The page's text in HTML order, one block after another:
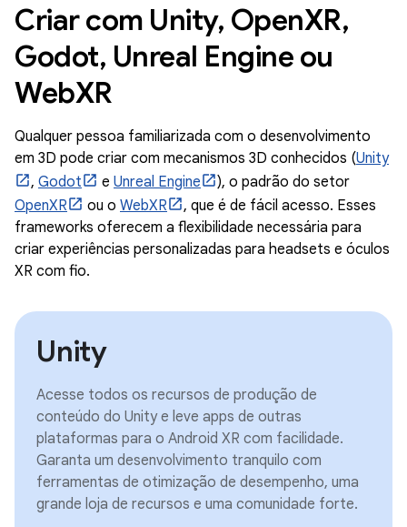
Criar com Unity, OpenXR,
Godot, Unreal Engine ou
WebXR
Qualquer pessoa familiarizada com o desenvolvimento
em 3D pode criar com mecanismos 3D conhecidos (Unity
, Godot e Unreal Engine
), o padrão do setor
OpenXR
ou o WebXR
, que é de fácil acesso. Esses
frameworks oferecem a flexibilidade necessária para
criar experiências personalizadas para headsets e óculos
XR com fio.
Unity
Acesse todos os recursos de produção de
conteúdo do Unity e leve apps de outras
plataformas para o Android XR com facilidade.
Garanta um desenvolvimento tranquilo com
ferramentas de otimização de desempenho, uma
grande loja de recursos e uma comunidade forte.